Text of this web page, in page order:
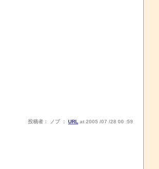
投稿者： ノブ ： URL at 2005 /07 /28 00 :59